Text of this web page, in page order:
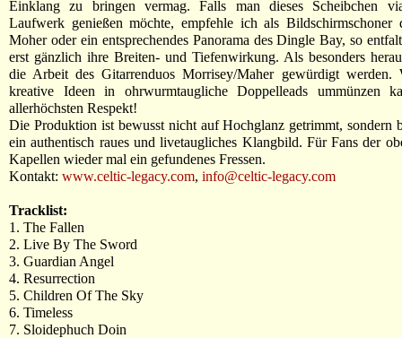
Einklang zu bringen vermag. Falls man dieses Scheibchen
Laufwerk genießen möchte, empfehle ich als
Moher oder ein entsprechendes Panorama des Dingle Bay, so
erst gänzlich ihre Breiten- und Tiefenwirkung. Als besonders
die Arbeit des Gitarrenduos Morrisey/Maher gewürdigt werden.
kreative Ideen in ohrwurmtaugliche Doppelleads ummünzen
allerhöchsten Respekt!
Die Produktion ist bewusst nicht auf Hochglanz getrimmt, sondern
ein authentisch raues und livetaugliches Klangbild. Für Fans der
Kapellen wieder mal ein gefundenes Fressen.
Kontakt: www.celtic-legacy.com, info@celtic-legacy.com
Tracklist:
1. The Fallen
2. Live By The Sword
3. Guardian Angel
4. Resurrection
5. Children Of The Sky
6. Timeless
7. Sloidephuch Doin